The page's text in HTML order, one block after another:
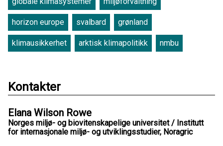
horizon europe svalbard grønland
klimausikkerhet arktisk klimapolitikk nmbu
Kontakter
Elana Wilson Rowe
Norges miljø- og biovitenskapelige universitet / Institutt
for internasjonale miljø- og utviklingsstudier, Noragric